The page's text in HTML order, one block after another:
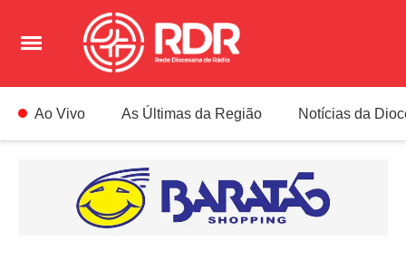
Ao Vivo As Últimas da Região Notícias da